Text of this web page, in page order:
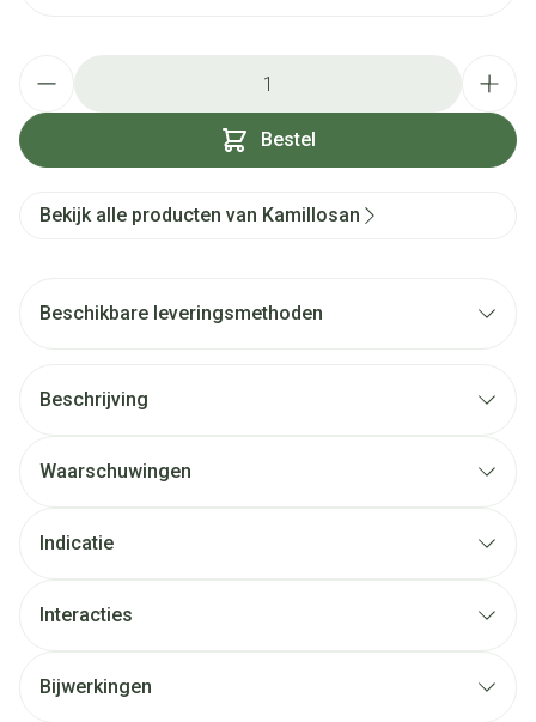
Bestel
Bekijk alle producten van Kamillosan
Beschikbare leveringsmethoden
Beschrijving
Waarschuwingen
Indicatie
Interacties
Bijwerkingen